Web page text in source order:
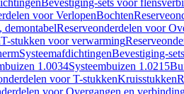
Bevestiging-sets voor
voor VerlopenBochten
demontabelReserveonderdelen voor
T-stukken voor verwarming
SysteemafdichtingenBevestiging-
1.0034Systeembuizen 1.0215
voor T-stukkenKruisstukken
voor Overgangen en